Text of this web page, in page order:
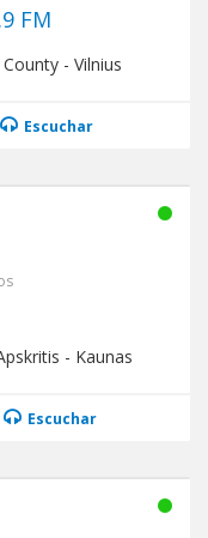
FM
- Vilnius
Escuchar
- Kaunas
Escuchar